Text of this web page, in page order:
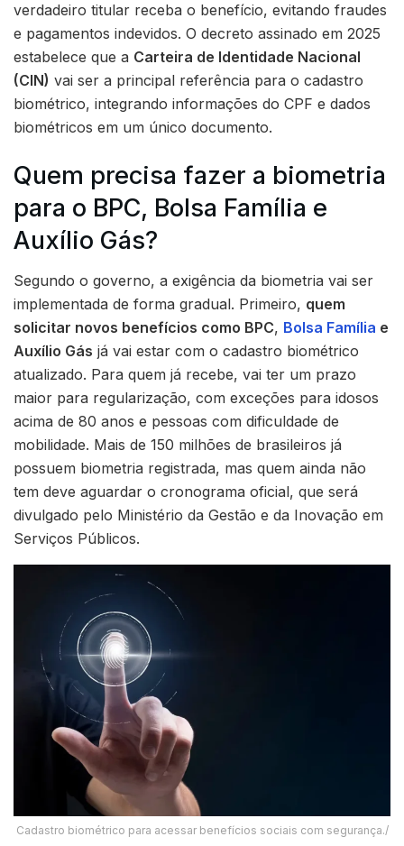
verdadeiro titular receba o benefício, evitando fraudes
e pagamentos indevidos. O decreto assinado em 2025
estabelece que a Carteira de Identidade Nacional
(CIN) vai ser a principal referência para o cadastro
biométrico, integrando informações do CPF e dados
biométricos em um único documento.
Quem precisa fazer a biometria
para o BPC, Bolsa Família e
Auxílio Gás?
Segundo o governo, a exigência da biometria vai ser
implementada de forma gradual. Primeiro, quem
solicitar novos benefícios como BPC, Bolsa Família e
Auxílio Gás já vai estar com o cadastro biométrico
atualizado. Para quem já recebe, vai ter um prazo
maior para regularização, com exceções para idosos
acima de 80 anos e pessoas com dificuldade de
mobilidade. Mais de 150 milhões de brasileiros já
possuem biometria registrada, mas quem ainda não
tem deve aguardar o cronograma oficial, que será
divulgado pelo Ministério da Gestão e da Inovação em
Serviços Públicos.
Cadastro biométrico para acessar benefícios sociais com segurança./